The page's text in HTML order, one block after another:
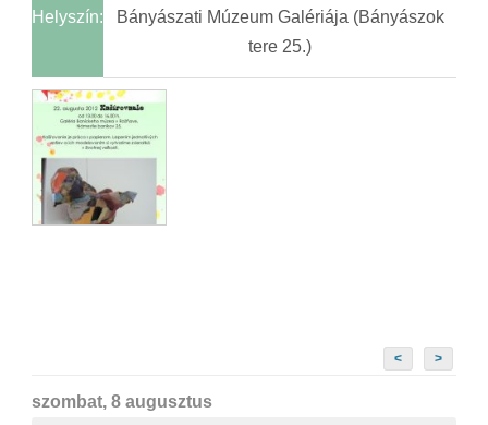
Helyszín:
Bányászati Múzeum Galériája (Bányászok
tere 25.)
< >
szombat, 8 augusztus